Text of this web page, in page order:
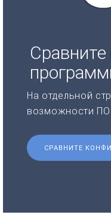
На отдельной
возможности ПО
СРАВНИТЕ